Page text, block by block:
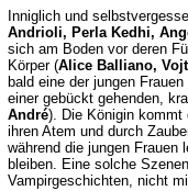
Inniglich und
Andrioli, Perla Kedhi,
sich am Boden vor deren
Körper (Alice Balliano,
bald eine der jungen
einer gebückt gehenden,
André). Die Königin kommt
ihren Atem und durch
während die jungen Frauen
bleiben. Eine solche
Vampirgeschichten, nicht